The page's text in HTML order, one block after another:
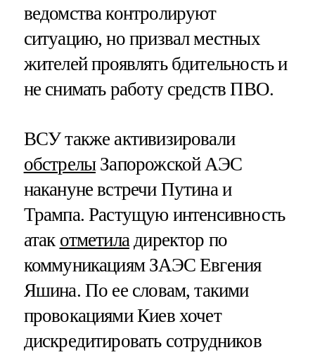
ведомства контролируют
ситуацию, но призвал местных
жителей проявлять бдительность и
не снимать работу средств ПВО.
ВСУ также активизировали
обстрелыЗапорожской АЭС
накануне встречи Путина и
Трампа. Растущую интенсивность
атак отметиладиректор по
коммуникациям ЗАЭС Евгения
Яшина. По ее словам, такими
провокациями Киев хочет
дискредитировать сотрудников